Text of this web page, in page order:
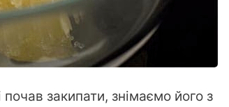
закипати, знімаємо його з